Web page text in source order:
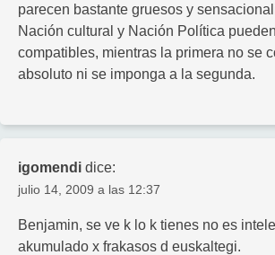
parecen bastante gruesos y
Nación cultural y Nación Política
compatibles, mientras la primera no se
absoluto ni se imponga a la segunda.
igomendi dice:
julio 14, 2009 a las 12:37
Benjamin, se ve k lo k tienes no es
akumulado x frakasos d euskaltegi.